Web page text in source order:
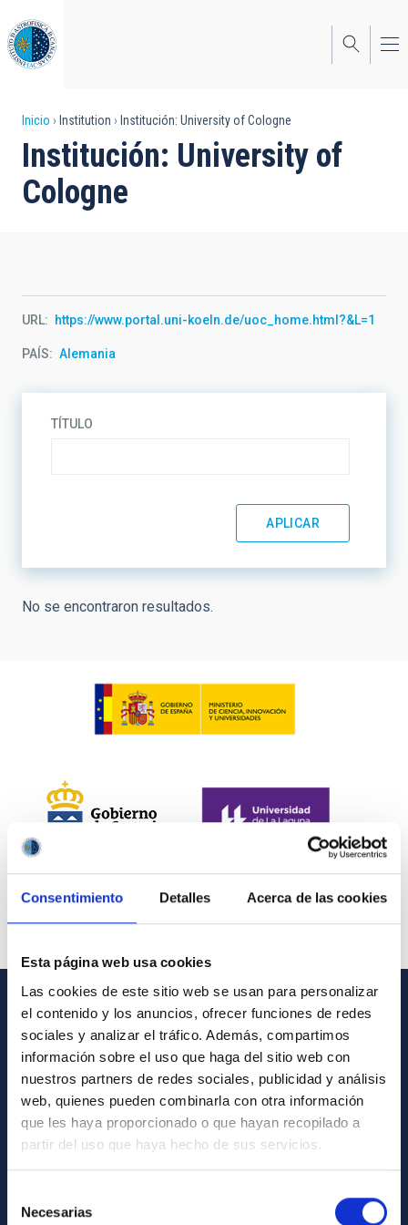
Consentimiento Detalles Acerca de las cookies
Esta página web usa cookies
Las cookies de este sitio web se usan para personalizar
el contenido y los anuncios, ofrecer funciones de redes
sociales y analizar el tráfico. Además, compartimos
información sobre el uso que haga del sitio web con
nuestros partners de redes sociales, publicidad y análisis
web, quienes pueden combinarla con otra información
que les haya proporcionado o que hayan recopilado a
partir del uso que haya hecho de sus servicios.
Necesarias
al
contenido
principal
Sobrescribir
enlaces
de
navegación
Inicio Institution Institución: University of Cologne
Institución: University of
Cologne
URL https://www.portal.uni-koeln.de/uoc_home.html?&L=1
PAÍS Alemania
TÍTULO
No se encontraron resultados.
INFORMACIÓN GENERAL
Contacto
Cómo llegar al IAC
Directorio de personal
Biblioteca